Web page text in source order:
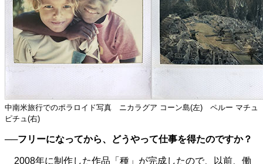
中南米旅行でのポラロイド写真 ニカラグア コーン島(左) ペルー マチュ
ピチュ(右)
──フリーになってから、どうやって仕事を得たのですか？
2008年に制作した作品「種」が完成したので、以前、働